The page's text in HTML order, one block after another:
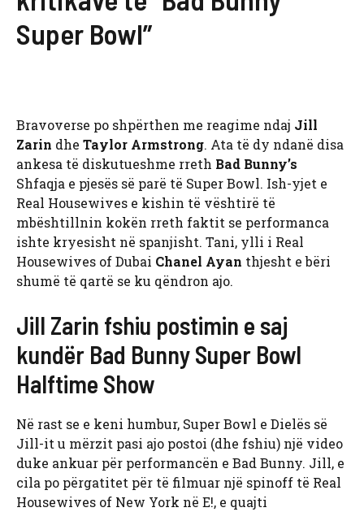
Super Bowl”
Bravoverse po shpërthen me reagime ndaj Jill
Zarin dhe Taylor Armstrong. Ata të dy ndanë disa
ankesa të diskutueshme rreth Bad Bunny’s
Shfaqja e pjesës së parë të Super Bowl. Ish-yjet e
Real Housewives e kishin të vështirë të
mbështillnin kokën rreth faktit se performanca
ishte kryesisht në spanjisht. Tani, ylli i Real
Housewives of Dubai Chanel Ayan thjesht e bëri
shumë të qartë se ku qëndron ajo.
Jill Zarin fshiu postimin e saj
kundër Bad Bunny Super Bowl
Halftime Show
Në rast se e keni humbur, Super Bowl e Dielës së
Jill-it u mërzit pasi ajo postoi (dhe fshiu) një video
duke ankuar për performancën e Bad Bunny. Jill, e
cila po përgatitet për të filmuar një spinoff të Real
Housewives of New York në E!, e quajti